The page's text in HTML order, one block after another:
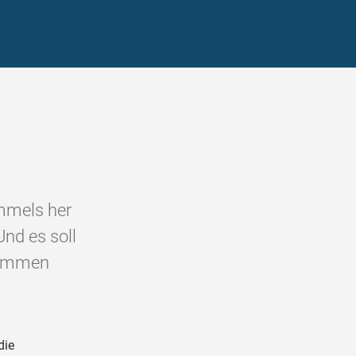
her
es soll